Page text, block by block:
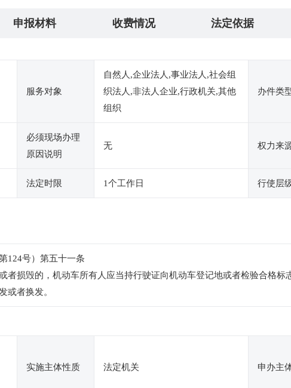
申报材料 收费情况 法定依据
服务对象
自然人,企业法人,事业法人,社会组
织法人,非法人企业,行政机关,其他
组织
办件类
必须现场办理
原因说明
无 权力来
法定时限 1个工作日 行使层
124号）第五十一条
者损毁的，机动车所有人应当持行驶证向机动车登记地或者检验合格
或者换发。
实施主体性质 法定机关 申办主